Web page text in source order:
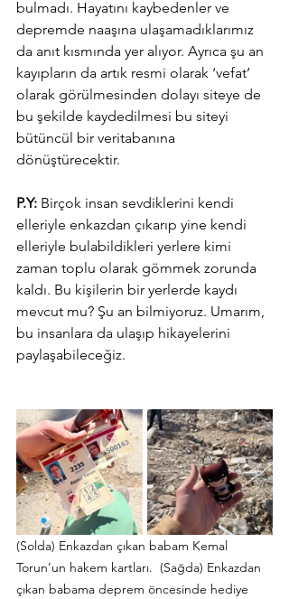
bulmadı. Hayatını kaybedenler ve
depremde naaşına ulaşamadıklarımız
da anıt kısmında yer alıyor. Ayrıca şu an
kayıpların da artık resmi olarak ‘vefat’
olarak görülmesinden dolayı siteye de
bu şekilde kaydedilmesi bu siteyi
bütüncül bir veritabanına
dönüştürecektir.
P.Y: Birçok insan sevdiklerini kendi
elleriyle enkazdan çıkarıp yine kendi
elleriyle bulabildikleri yerlere kimi
zaman toplu olarak gömmek zorunda
kaldı. Bu kişilerin bir yerlerde kaydı
mevcut mu? Şu an bilmiyoruz. Umarım,
bu insanlara da ulaşıp hikayelerini
paylaşabileceğiz.
(Solda) Enkazdan çıkan babam Kemal
Torun’un hakem kartları.  (Sağda) Enkazdan
çıkan babama deprem öncesinde hediye